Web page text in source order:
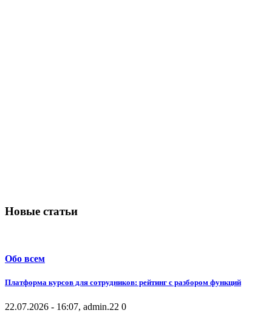
Новые статьи
Обо всем
Платформа курсов для сотрудников: рейтинг с разбором функций
22.07.2026 - 16:07, admin.22 0